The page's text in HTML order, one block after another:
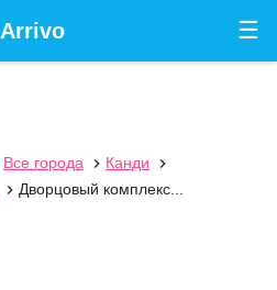
☰
Arrivo
Все города  Канди

 Дворцовый комплекс...